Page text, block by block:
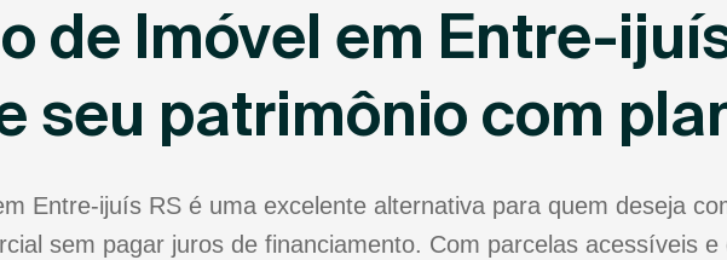
de Imóvel em Entre-
seu patrimônio com
Entre-ijuís RS é uma excelente alternativa para quem deseja
sem pagar juros de financiamento. Com parcelas acessíveis